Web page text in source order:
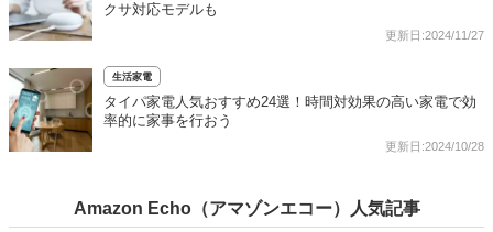
クサ対応モデルも
更新日:2024/11/27
生活家電
タイパ家電人気おすすめ24選！時間対効果の高い家電で効
率的に家事を行おう
更新日:2024/10/28
Amazon Echo（アマゾンエコー）人気記事